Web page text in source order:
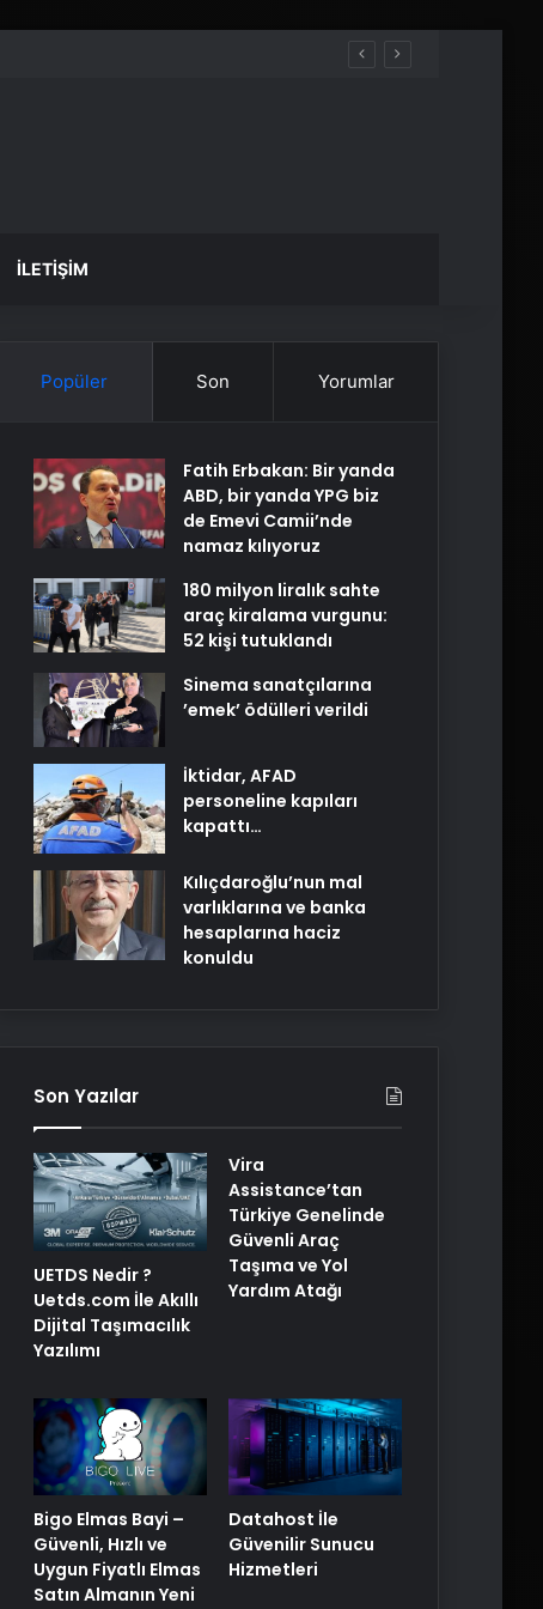
İLETIŞIM
Popüler Son Yorumlar
Fatih Erbakan: Bir yanda
ABD, bir yanda YPG biz
de Emevi Camii’nde
namaz kılıyoruz
180 milyon liralık sahte
araç kiralama vurgunu:
52 kişi tutuklandı
Sinema sanatçılarına
’emek’ ödülleri verildi
İktidar, AFAD
personeline kapıları
kapattı…
Kılıçdaroğlu’nun mal
varlıklarına ve banka
hesaplarına haciz
konuldu
Son Yazılar
UETDS Nedir ?
Uetds.com İle Akıllı
Dijital Taşımacılık
Yazılımı
Vira
Assistance’tan
Türkiye Genelinde
Güvenli Araç
Taşıma ve Yol
Yardım Atağı
Bigo Elmas Bayi –
Güvenli, Hızlı ve
Uygun Fiyatlı Elmas
Satın Almanın Yeni
Datahost İle
Güvenilir Sunucu
Hizmetleri